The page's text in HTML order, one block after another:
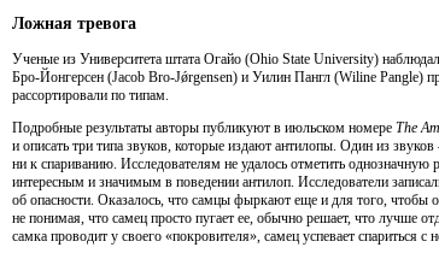
Ложная тревога
Ученые из Университета штата Огайо (Ohio State University)
Бро-Йонгерсен (Jacob Bro-Jǿrgensen) и Уилин Пангл (Wiline Pangle)
рассортировали по типам.
Подробные результаты авторы публикуют в июльском номере The
и описать три типа звуков, которые издают антилопы. Один из
ни к спариванию. Исследователям не удалось отметить
интересным и значимым в поведении антилоп. Исследователи
об опасности. Оказалось, что самцы фыркают еще и для того, чтобы
не понимая, что самец просто пугает ее, обычно решает, что лучше
самка проводит у своего «покровителя», самец успевает спариться с